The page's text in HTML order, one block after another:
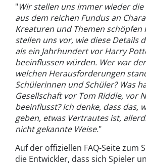
"Wir stellen uns immer wieder die
aus dem reichen Fundus an
Kreaturen und Themen schöpfen
stellen uns vor, wie diese Details
als ein Jahrhundert vor Harry
beeinflussen würden. Wer war
welchen Herausforderungen
Schülerinnen und Schüler? Was
Gesellschaft vor Tom Riddle, vor
beeinflusst? Ich denke, dass das,
geben, etwas Vertrautes ist,
nicht gekannte Weise."
Auf der offiziellen FAQ-Seite zum
die Entwickler, dass sich Spieler